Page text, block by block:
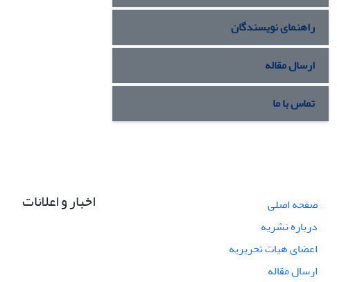
راهنمای نویسندگان
ارسال مقاله
تماس با ما
صفحه اصلی
درباره نشریه
اعضای هیات تحریریه
ارسال مقاله
اخبار و اعلانات